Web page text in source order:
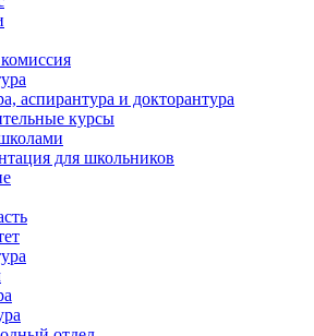
аспирантура и докторантура
курсы
для школьников